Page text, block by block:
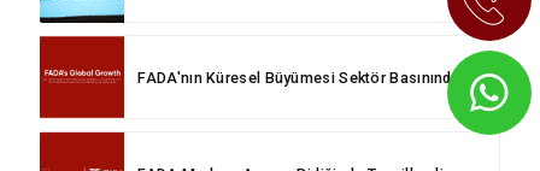
FADA'nın Küresel Büyümesi Sektör Basınında